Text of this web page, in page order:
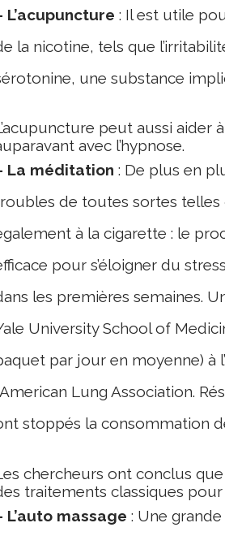
L’acupuncture : Il est utile
la nicotine, tels que
une substance
peut aussi
avec l’hypnose.
La méditation : De plus en
de toutes sortes telles
à la cigarette : le
pour s’éloigner du
les premières semaines.
University School of
par jour en moyenne) à
Lung Association.
stoppés la consommation
chercheurs ont conclus
traitements classiques
L’auto massage : Une